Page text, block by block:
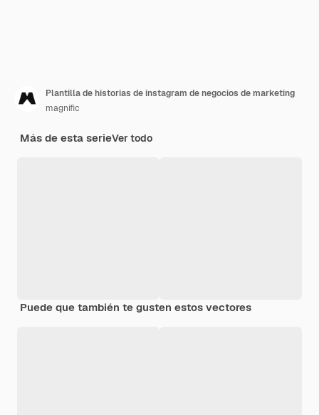
Plantilla de historias de instagram de negocios de marketing
magnific
Más de esta serieVer todo
Puede que también te gusten estos vectores